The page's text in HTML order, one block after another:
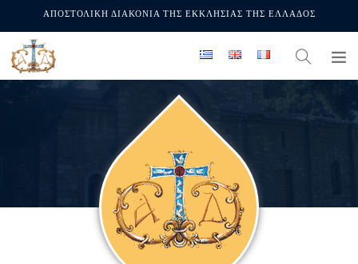
ΑΠΟΣΤΟΛΙΚΗ ΔΙΑΚΟΝΙΑ ΤΗΣ ΕΚΚΛΗΣΙΑΣ ΤΗΣ ΕΛΛΑΔΟΣ